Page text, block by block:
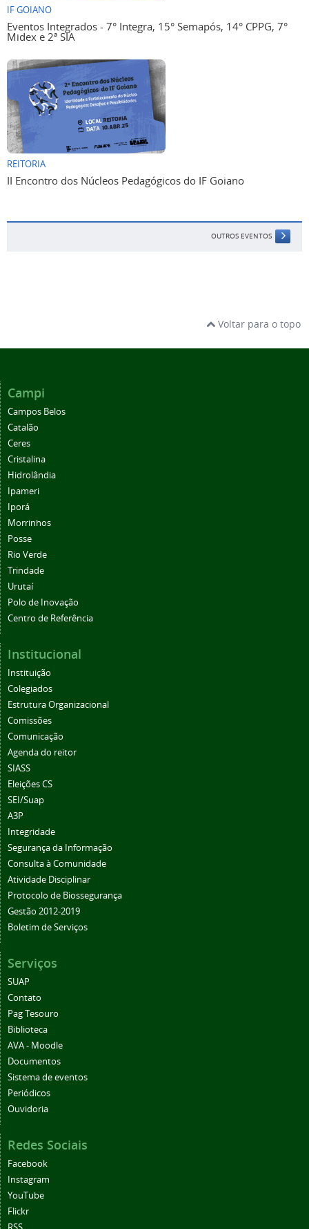
IF GOIANO
Eventos Integrados - 7° Integra, 15° Semapós, 14° CPPG, 7°
Midex e 2ª SIA
REITORIA
II Encontro dos Núcleos Pedagógicos do IF Goiano
OUTROS EVENTOS
Voltar para o topo
Campi
Campos Belos
Catalão
Ceres
Cristalina
Hidrolândia
Ipameri
Iporá
Morrinhos
Posse
Rio Verde
Trindade
Urutaí
Polo de Inovação
Centro de Referência
Institucional
Instituição
Colegiados
Estrutura Organizacional
Comissões
Comunicação
Agenda do reitor
SIASS
Eleições CS
SEI/Suap
A3P
Integridade
Segurança da Informação
Consulta à Comunidade
Atividade Disciplinar
Protocolo de Biossegurança
Gestão 2012-2019
Boletim de Serviços
Serviços
SUAP
Contato
Pag Tesouro
Biblioteca
AVA - Moodle
Documentos
Sistema de eventos
Periódicos
Ouvidoria
Redes Sociais
Facebook
Instagram
YouTube
Flickr